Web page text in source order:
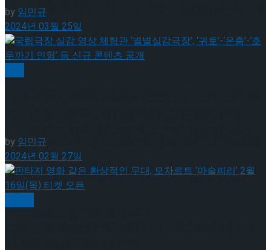
프리 스케이팅 경기 결과
2026 ISU 피겨 JGP 파견선수 선발전 프리 스케
이팅 경기 결과
[현장스케치] 김민송-문지원-정수빈-이효원-
최진아, 2026 ISU 피겨 JGP 파견선수 선발전
프리 스케이팅 경기 결과
by 임민규
2024년 03월 25일
by임민규
2024년 02월 27일